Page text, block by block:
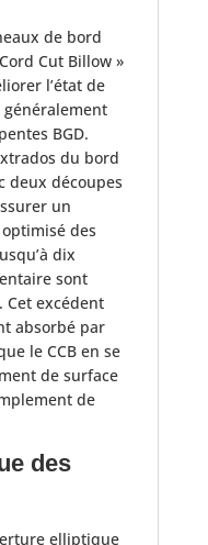
de bord
Cut Billow »
l’état de
BGD.
du bord
deux découpes
un
des
dix
sont
Cet excédent
absorbé par
le CCB en se
de surface
de
des
elliptique